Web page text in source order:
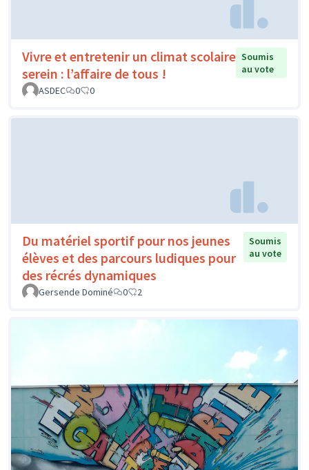
Vivre et entretenir un climat scolaire
serein : l’affaire de tous !
Soumis
au vote
ASDEC
0 0
Du matériel sportif pour nos jeunes
élèves et des parcours ludiques pour
des récrés dynamiques
Soumis
au vote
Gersende Dominé 0 2